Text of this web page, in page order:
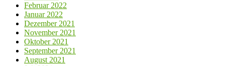
Februar 2022
Januar 2022
Dezember 2021
November 2021
Oktober 2021
September 2021
August 2021